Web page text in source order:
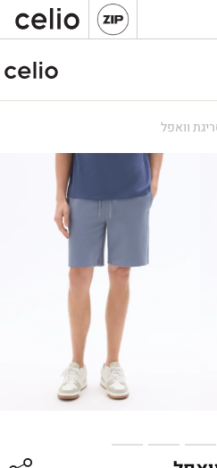
וואפל